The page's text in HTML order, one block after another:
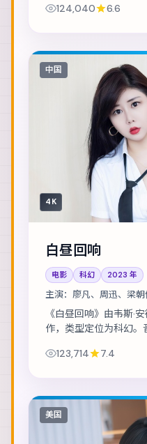
贤、金城武 等，表演层
124,040 6.6
中国
4K
白昼回响
电影 科幻 2023 年
主演： 廖凡、周迅、梁
《白昼回响》由韦斯·
作，类型定位为科幻
朝伟 等，表演层次丰富
123,714 7.4
美国